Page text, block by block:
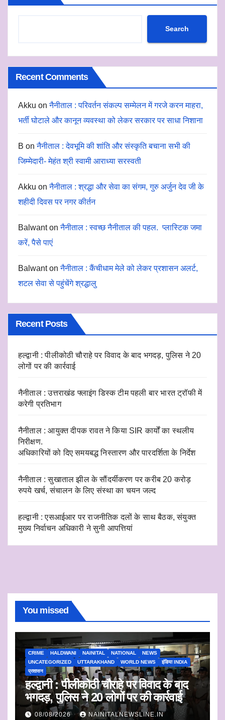
Search
Recent Comments
Akku onनैनीताल : परिवर्तन संकल्प सम्मेलन में गरजे करन माहरा,
भर्ती घोटाले और कानून व्यवस्था को लेकर सरकार पर साधा निशाना
B onनैनीताल : देवभूमि की शांति और संस्कृति बचाना सभी की
जिम्मेदारी- मेहंत श्री स्वामी आराध्या सरस्वती
Akku onनैनीताल : श्रद्धा और सेवा का संगम, गुरु अर्जुन देव जी के
शहीदी दिवस पर नगर कीर्तन
Balwantonनैनीताल : स्वच्छ नैनीताल की पहल. प्लास्टिक जमा
करें, पैसे पाएं
Balwantonनैनीताल : कैंचीधाम मेले को लेकर प्रशासन अलर्ट,
शटल सेवा से पहुंचेंगे श्रद्धालु
Recent Posts
हल्द्वानी : पीलीकोठी चौराहे पर विवाद के बाद भगदड़, पुलिस ने 20
लोगों पर की कार्रवाई
नैनीताल : उत्तराखंड फ्लाइंग डिस्क टीम पहली बार भारत ट्रॉफी में
करेगी प्रतिभाग
नैनीताल : आयुक्त दीपक रावत ने किया SIR कार्यों का स्थलीय
निरीक्षण.
अधिकारियों को दिए समयबद्ध निस्तारण और पारदर्शिता के निर्देश
नैनीताल : सुखाताल झील के सौंदर्यीकरण पर करीब 20 करोड़
रुपये खर्च, संचालन के लिए संस्था का चयन जल्द
हल्द्वानी : एसआईआर पर राजनीतिक दलों के साथ बैठक, संयुक्त
मुख्य निर्वाचन अधिकारी ने सुनी आपत्तियां
You missed
CRIME HALDWANI NAINITAL NATIONAL
NEWS
UNCATEGORIZED
UTTARAKHAND WORLD NEWS
इंडिया INDIA
प्रशासन
हल्द्वानी : पीलीकोठी चौराहे पर विवाद के बाद
भगदड़, पुलिस ने 20 लोगों पर की कार्रवाई
08/08/2026 NAINITALNEWSLINE.IN